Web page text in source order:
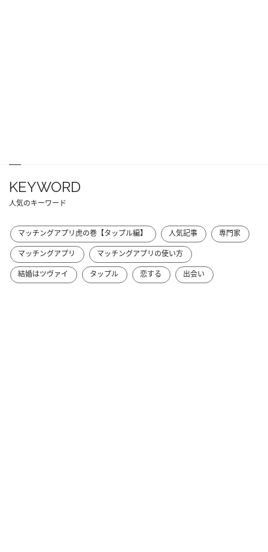
KEYWORD
人気のキーワード
マッチングアプリ虎の巻【タップル編】 人気記事
専門家
マッチングアプリ
マッチングアプリの使い方
結婚はツヴァイ
タップル 恋する 出会い